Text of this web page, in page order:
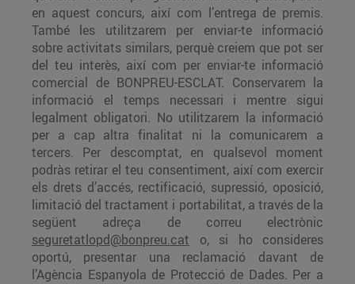
en aquest concurs, així com l’entrega de premis.
També les utilitzarem per enviar-te informació
sobre activitats similars, perquè creiem que pot ser
del teu interès, així com per enviar-te informació
comercial de BONPREU-ESCLAT. Conservarem la
informació el temps necessari i mentre sigui
legalment obligatori. No utilitzarem la informació
per a cap altra finalitat ni la comunicarem a
tercers. Per descomptat, en qualsevol moment
podràs retirar el teu consentiment, així com exercir
els drets d’accés, rectificació, supressió, oposició,
limitació del tractament i portabilitat, a través de la
següent adreça de correu electrònic
seguretatlopd@bonpreu.cat o, si ho consideres
oportú, presentar una reclamació davant de
l’Agència Espanyola de Protecció de Dades. Per a